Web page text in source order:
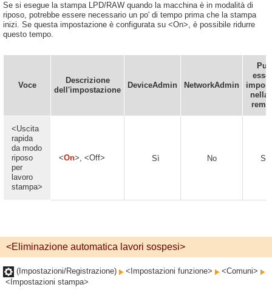
Se si esegue la stampa LPD/RAW quando la macchina è in modalità di
riposo, potrebbe essere necessario un po' di tempo prima che la stampa
inizi. Se questa impostazione è configurata su <On>, è possibile ridurre
questo tempo.
Voce
Descrizione
dell'impostazione
DeviceAdmin NetworkAdmin
Può
nella
<Uscita
rapida
da modo
riposo
per
lavoro
stampa>
<On>, <Off> Sì No Sì
<Eliminazione automatica lavori sospesi>
(Impostazioni/Registrazione) <Impostazioni funzione>
<Comuni>
<Impostazioni stampa>